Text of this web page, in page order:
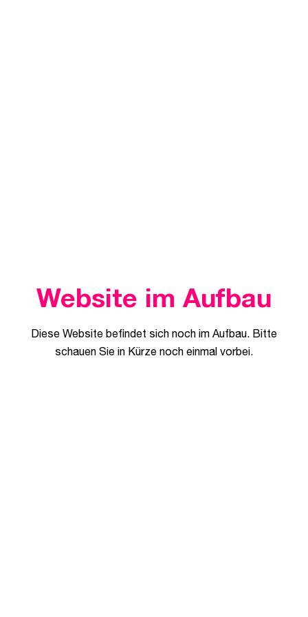
Website im Aufbau
Diese Website befindet sich noch im Aufbau. Bitte
schauen Sie in Kürze noch einmal vorbei.